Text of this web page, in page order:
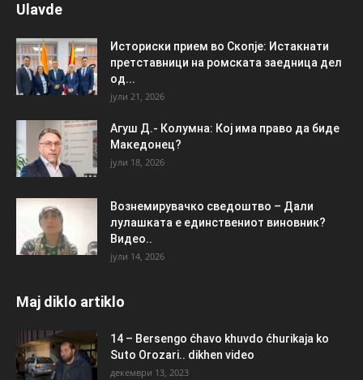
Ulavde
Историски прием во Скопје: Истакнати
претставници на ромската заедница дел
од...
јули 21, 2026
Агуш Д.- Колумна: Кој има право да биде
Македонец?
јули 18, 2026
Вознемирувачко сведоштво – Дали
лулашката е единствениот виновник?
Видео..
јули 14, 2026
Maj diklo artiklo
14 – Bersengo ćhavo khuvdo ćhurikaja ko
Suto Orozari.. dikhen video
декември 13, 2023